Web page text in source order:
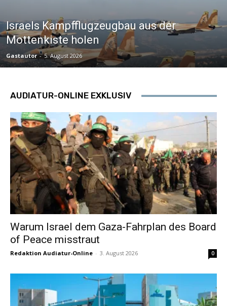
Israels Kampfflugzeugbau aus der
Mottenkiste holen
Gastautor - 5. August 2026
AUDIATUR-ONLINE EXKLUSIV
Warum Israel dem Gaza-Fahrplan des Board
of Peace misstraut
Redaktion Audiatur-Online - 3. August 2026 0